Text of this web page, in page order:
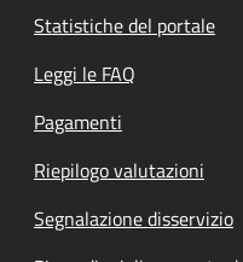
Statistiche del portale
Leggi le FAQ
Pagamenti
Riepilogo valutazioni
Segnalazione disservizio